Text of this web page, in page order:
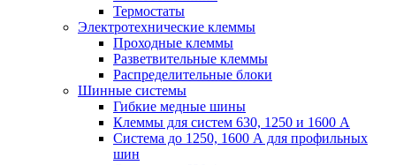
Термостаты
Электротехнические клеммы
Проходные клеммы
Разветвительные клеммы
Распределительные блоки
Шинные системы
Гибкие медные шины
Клеммы для систем 630, 1250 и 1600 А
Система до 1250, 1600 А для профильных
шин